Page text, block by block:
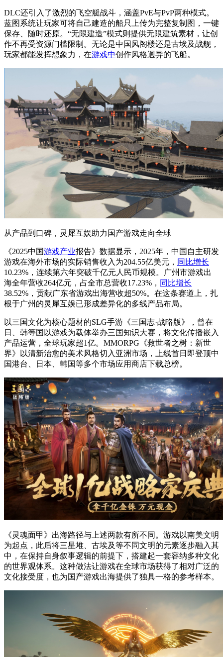
DLC还引入了激烈的飞空艇战斗，涵盖PvE与PvP两种模式。
蓝图系统让玩家可将自己建造的船只上传为完整复制图，一键
保存、随时还原。“无限建造”模式则提供无限建筑素材，让创
作不再受资源门槛限制。无论是中国风阁楼还是古埃及战舰，
玩家都能发挥想象力，在游戏中创作风格迥异的飞船。
从产品到口碑，灵犀互娱助力国产游戏走向全球
《2025中国游戏产业报告》数据显示，2025年，中国自主研发
游戏在海外市场的实际销售收入为204.55亿美元， 同比增长
10.23%，连续第六年突破千亿元人民币规模。广州市游戏出
海全年营收264亿元，占全市总营收17.23%， 同比增长
38.52%，贡献广东省游戏出海营收超50%。在这条赛道上，扎
根于广州的灵犀互娱已形成差异化的多线产品布局。
以三国文化为核心题材的SLG手游《三国志·战略版》，曾在
日、韩等国以游戏为载体举办三国知识大赛，将文化传播嵌入
产品运营，全球玩家超1亿。MMORPG《救世者之树：新世
界》以清新治愈的美术风格切入亚洲市场，上线首日即登顶中
国港台、日本、韩国等多个市场应用商店下载总榜。
《灵魂面甲》出海路径与上述两款有所不同。游戏以南美文明
为起点，此后将三星堆、古埃及等不同文明的元素逐步融入其
中，在保持自身叙事逻辑的前提下，搭建起一套容纳多种文化
的世界观体系。这种做法让游戏在全球市场获得了相对广泛的
文化接受度，也为国产游戏出海提供了独具一格的参考样本。